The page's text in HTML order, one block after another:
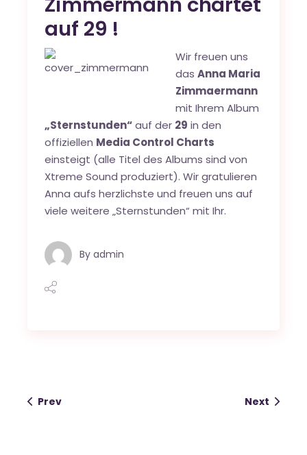
auf 29 !
Wir freuen uns
das Anna Maria
Zimmaermann
mit Ihrem Album
„Sternstunden“auf der 29 in den
offiziellen Media Control Charts
einsteigt (alle Titel des Albums sind von
Xtreme Sound produziert). Wir gratulieren
Anna aufs herzlichste und freuen uns auf
viele weitere „Sternstunden“ mit Ihr.
By admin
Prev Next